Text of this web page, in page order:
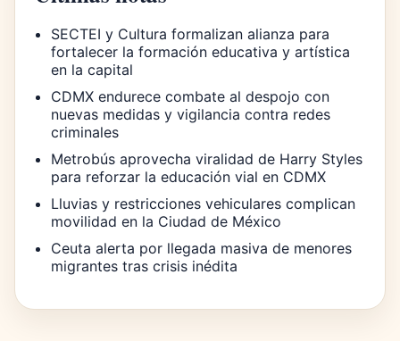
SECTEI y Cultura formalizan alianza para
fortalecer la formación educativa y artística
en la capital
CDMX endurece combate al despojo con
nuevas medidas y vigilancia contra redes
criminales
Metrobús aprovecha viralidad de Harry Styles
para reforzar la educación vial en CDMX
Lluvias y restricciones vehiculares complican
movilidad en la Ciudad de México
Ceuta alerta por llegada masiva de menores
migrantes tras crisis inédita